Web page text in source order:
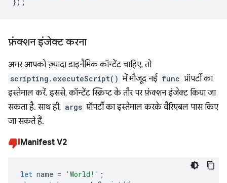
फ़ंक्शन इंजेक्ट करना
अगर आपको ज़्यादा डाइनैमिक कॉन्टेंट चाहिए, तो
scripting.executeScript() में मौजूद नई func प्रॉपर्टी का
इस्तेमाल करें. इससे, कॉन्टेंट स्क्रिप्ट के तौर पर फ़ंक्शन इंजेक्ट किया जा
सकता है. साथ ही, args प्रॉपर्टी का इस्तेमाल करके वैरिएबल पास किए
जा सकते हैं.
Manifest V2
let name = 'World!' ;